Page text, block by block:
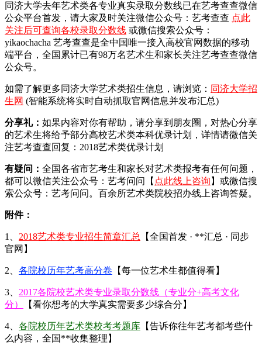
同济大学去年艺术类各专业真实录取分数线已在艺考查查微信
公众平台首发， 请大家及时关注微信公众号：艺考查查 点此
关注后可查询各校录取分数线 或微信搜索公众号：
yikaochacha 艺考查查是全中国唯一接入高校官网数据的移动
端平台，全国累计已有98万名艺术生和家长关注艺考查查微信
公众号。
如需了解更多同济大学艺术类招生信息，请浏览： 同济大学招
生网 (智能系统将实时自动抓取官网信息并发布汇总)
分享礼： 如果内容对你有帮助，请分享到朋友圈，对热心分享
的艺术生将给予部分高校艺术类本科优录计划，详情请微信关
注艺考查查回复：2018艺术类优录计划
有疑问： 全国各省市艺考生和家长对艺术类报考有任何问题，
都可以微信关注公众号：艺考问问【 点此线上咨询 】或微信搜
索公众号：艺考问问。百余所艺术类院校招办线上咨询答疑。
附件：
1、 2018艺术类专业招生简章汇总
【全国首发 · **汇总 · 同步
官网】
2、 各院校历年艺考高分卷 【每一位艺术生都值得看】
3、 2017各院校艺术类专业录取分数线（专业分+高考文化
分）
【看你想考的大学真实需要多少综合分】
4、 各院校历年艺术类校考考题库 【告诉你往年艺考都考些什
么内容，全国**收集整理】